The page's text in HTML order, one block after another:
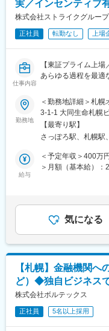
し、同じくBig4
継関連チームを擁し
ー案件にも対応して
る環境になっていま
変更の範囲：会社の
リエイティブで新し
姿勢、ワークライフ
低く、長期安定的
■当社の魅力：
融ソリューション
ス業界は、（1）参
的な市場が膨大で
ますが、現時点で
度。まだまだ開拓の
ています。当社は
別産業分野に対する
変更の範囲：会社の
実／インセンティブ
株式会社ストライクグループ
正社員 転勤なし 上場
仕事内容
【東証プライム上
あらゆる過程を最適
■募集背景
事業承継や成長戦略
っていることから
ため、コンサルタ
た企業であり、未経
を整えています。
ングまで、一人のコ
買収先の両方をサ
内の公認会計士や
■職務詳細：
・架電やDM、訪問
・セミナーや広告か
・業務提携先の開拓
・譲渡希望先からの
・案件化、マッチン
勤務地
＜勤務地詳細＞札
3-1-1 大同生命札幌
対策：敷地内全面
【最寄り駅】
さっぽろ駅、札幌駅
給与
＜予定年収＞400万
＞月額（基本給）：
バイザークラスの
別に個人業績に基
あり。※経験・前職
支給する場合があり
選考を通じて上下す
含めた表記です。
気になる
【札幌】金融機関へ
ど）◆独自ビジネス
株式会社ボルテックス
正社員 5名以上採用